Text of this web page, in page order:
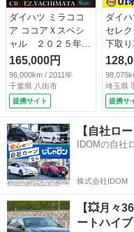
ダイハツ ミラココ
ア ココアＸスペシ
ャル ２０２５年度
オールシーズンタイ
ヤ ベンチシート
キーレス ＡＢＳ
ＣＤ再生 エアコ
ン クーラー 運転
席エアバッグ 助手
席エアバック （検
9.7）
165,000円
96,000km / 2011年
千葉県 八街市
提携サイト
ダイ
セレ
下取
ＴＣ
ル 車
月 集
ク ラ
ザー
埼玉県
提携サ
【自社ロ
IDOMの自社
株式会社IDOM
【💥月々
ートハイ